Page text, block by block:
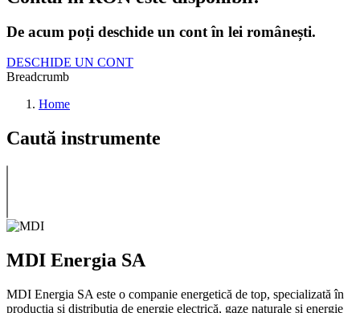
De acum poți deschide un cont în lei românești.
DESCHIDE UN CONT
Breadcrumb
Home
Caută instrumente
MDI Energia SA
MDI Energia SA este o companie energetică de top, specializată în
producția și distribuția de energie electrică, gaze naturale și energie